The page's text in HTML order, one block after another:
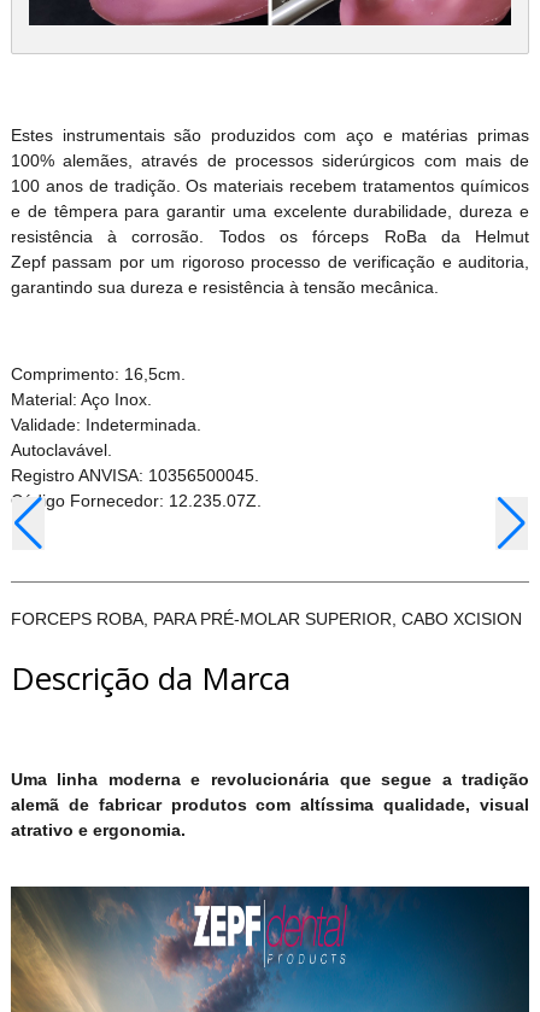
Estes instrumentais são produzidos com aço e matérias primas
100% alemães, através de processos siderúrgicos com mais de
100 anos de tradição. Os materiais recebem tratamentos químicos
e de têmpera para garantir uma excelente durabilidade, dureza e
resistência à corrosão. Todos os fórceps RoBa da Helmut
Zepf passam por um rigoroso processo de verificação e auditoria,
garantindo sua dureza e resistência à tensão mecânica.
Comprimento: 16,5cm.
Material: Aço Inox.
Validade: Indeterminada.
Autoclavável.
Registro ANVISA: 10356500045.
Código Fornecedor: 12.235.07Z.
FORCEPS ROBA, PARA PRÉ-MOLAR SUPERIOR, CABO XCISION
Descrição da Marca
Uma linha moderna e revolucionária que segue a tradição
alemã de fabricar produtos com altíssima qualidade, visual
atrativo e ergonomia.